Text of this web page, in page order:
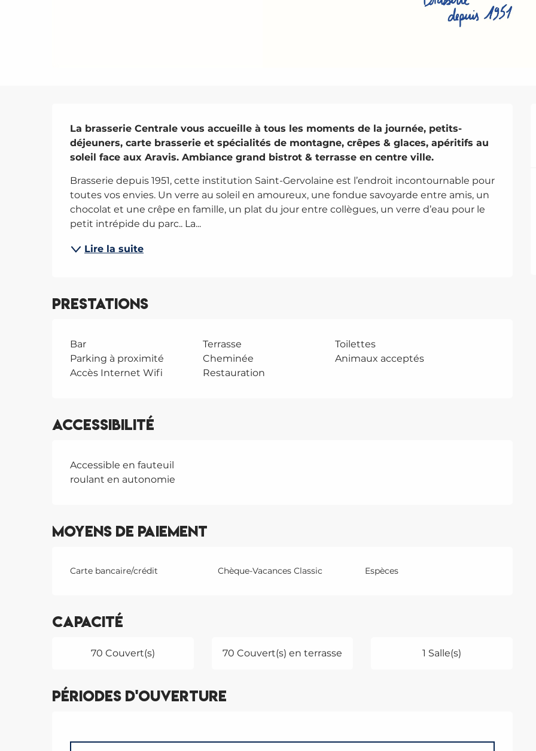
Description
La brasserie Centrale vous accueille à tous les moments de la journée, petits-
déjeuners, carte brasserie et spécialités de montagne, crêpes & glaces, apéritifs au
soleil face aux Aravis. Ambiance grand bistrot & terrasse en centre ville.
Brasserie depuis 1951, cette institution Saint-Gervolaine est l’endroit incontournable pour
toutes vos envies. Un verre au soleil en amoureux, une fondue savoyarde entre amis, un
chocolat et une crêpe en famille, un plat du jour entre collègues, un verre d’eau pour le
petit intrépide du parc.. La...
Lire la suite
Prestations
Bar Terrasse
Toilettes
Parking à proximité
Cheminée
Animaux acceptés
Accès Internet Wifi
Restauration
Accessibilité
Accessible en fauteuil
roulant en autonomie
Moyens de paiement
Carte bancaire/crédit Chèque-Vacances Classic Espèces
Capacité
70 Couvert(s) 70 Couvert(s) en terrasse 1 Salle(s)
Périodes d'ouverture